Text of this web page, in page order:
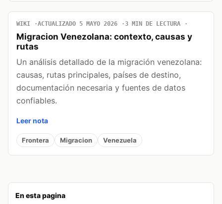
En esta pagina
WIKI ACTUALIZADO 5 MAYO 2026 3 MIN DE LECTURA
Migracion Venezolana: contexto, causas y
rutas
Un análisis detallado de la migración venezolana:
causas, rutas principales, países de destino,
documentación necesaria y fuentes de datos
confiables.
Leer nota
Frontera Migracion Venezuela